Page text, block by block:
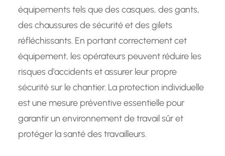
équipements tels que des casques, des gants,
des chaussures de sécurité et des gilets
réfléchissants. En portant correctement cet
équipement, les opérateurs peuvent réduire les
risques d’accidents et assurer leur propre
sécurité sur le chantier. La protection individuelle
est une mesure préventive essentielle pour
garantir un environnement de travail sûr et
protéger la santé des travailleurs.